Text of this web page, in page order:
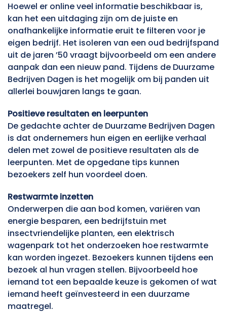
Hoewel er online veel informatie beschikbaar is,
kan het een uitdaging zijn om de juiste en
onafhankelijke informatie eruit te filteren voor je
eigen bedrijf. Het isoleren van een oud bedrijfspand
uit de jaren ’50 vraagt bijvoorbeeld om een andere
aanpak dan een nieuw pand. Tijdens de Duurzame
Bedrijven Dagen is het mogelijk om bij panden uit
allerlei bouwjaren langs te gaan.
Positieve resultaten en leerpunten
De gedachte achter de Duurzame Bedrijven Dagen
is dat ondernemers hun eigen en eerlijke verhaal
delen met zowel de positieve resultaten als de
leerpunten. Met de opgedane tips kunnen
bezoekers zelf hun voordeel doen.
Restwarmte inzetten
Onderwerpen die aan bod komen, variëren van
energie besparen, een bedrijfstuin met
insectvriendelijke planten, een elektrisch
wagenpark tot het onderzoeken hoe restwarmte
kan worden ingezet. Bezoekers kunnen tijdens een
bezoek al hun vragen stellen. Bijvoorbeeld hoe
iemand tot een bepaalde keuze is gekomen of wat
iemand heeft geïnvesteerd in een duurzame
maatregel.